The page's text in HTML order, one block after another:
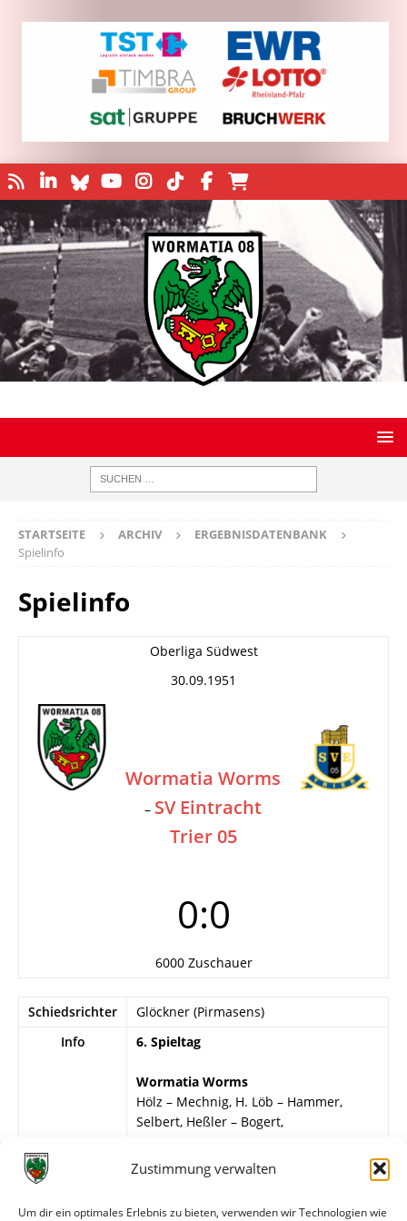
Zustimmung verwalten
Um dir ein optimales Erlebnis zu bieten, verwenden wir Technologien wie
STARTSEITE ARCHIV
ERGEBNISDATENBANK
Spielinfo
Spielinfo
Oberliga Südwest
30.09.1951
Wormatia Worms
– SV Eintracht
Trier 05
0:0
6000 Zuschauer
Schiedsrichter
Glöckner (Pirmasens)
Info
6. Spieltag
Wormatia Worms
Hölz – Mechnig, H. Löb – Hammer,
Selbert, Heßler – Bogert,
Biontino.